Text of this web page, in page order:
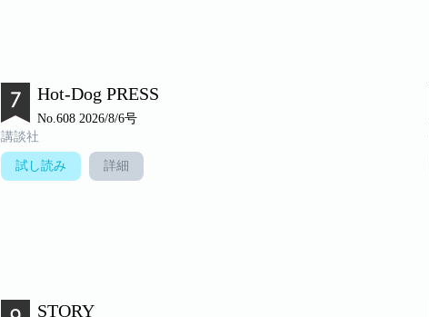
Hot-Dog PRESS
No.608 2026/8/6号
講談社
試し読み 詳細
STORY